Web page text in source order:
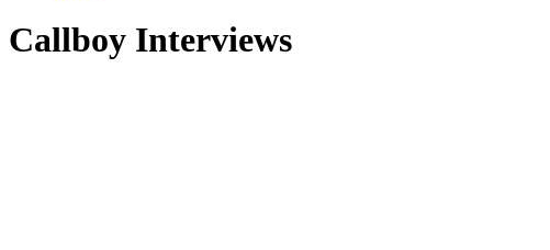
Callboy Interviews